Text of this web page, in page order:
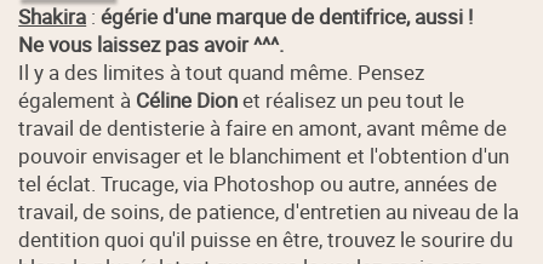
Shakira :égérie d'une marque de dentifrice, aussi !
Ne vous laissez pas avoir ^^^.
Il y a des limites à tout quand même. Pensez
également à Céline Dionet réalisez un peu tout le
travail de dentisterie à faire en amont, avant même de
pouvoir envisager et le blanchiment et l'obtention d'un
tel éclat. Trucage, via Photoshop ou autre, années de
travail, de soins, de patience, d'entretien au niveau de la
dentition quoi qu'il puisse en être, trouvez le sourire du